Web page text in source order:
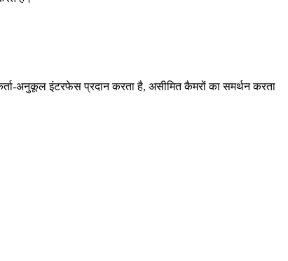
अनुकूल इंटरफेस प्रदान करता है, असीमित कैमरों का समर्थन करता